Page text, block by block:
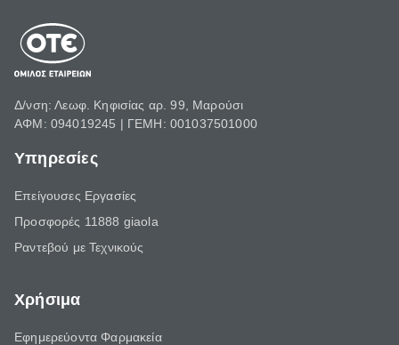
Δ/νση: Λεωφ. Κηφισίας αρ. 99, Μαρούσι
ΑΦΜ: 094019245 | ΓΕΜΗ: 001037501000
Υπηρεσίες
Επείγουσες Εργασίες
Προσφορές 11888 giaola
Ραντεβού με Τεχνικούς
Χρήσιμα
Εφημερεύοντα Φαρμακεία